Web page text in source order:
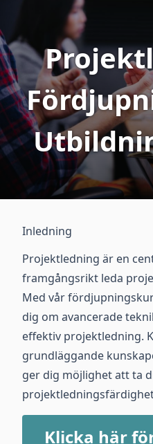
Inledning
Projektledning är en
framgångsrikt leda
Med vår
dig om avancerade
effektiv projektledning.
grundläggande
ger dig möjlighet att ta
Klicka här